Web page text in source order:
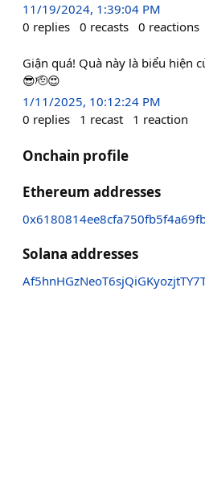
11/19/2024, 1:39:04 PM
0 replies 0 recasts 0 reactions
Giận quá! Quà này là biểu hiện
😎🫡😍
1/11/2025, 10:12:24 PM
0 replies 1 recast 1 reaction
Onchain profile
Ethereum addresses
Solana addresses